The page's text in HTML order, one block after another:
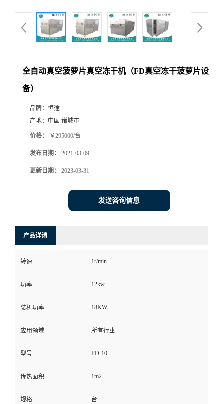
全自动真空菠萝片真空冻干机（FD真空冻干菠萝片设
备）
品牌： 恒途
产地： 中国 诸城市
价格： ￥295000/台
发布日期： 2021-03-09
更新日期： 2023-03-31
发送咨询信息
产品详请
转速 1r/min
功率 12kw
装机功率 18KW
应用领域 所有行业
型号 FD-10
传热面积 1m2
规格 台